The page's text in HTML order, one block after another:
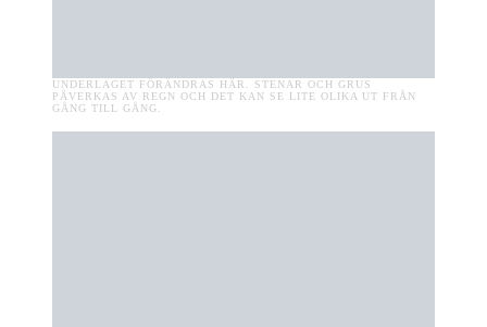
UNDERLAGET FÖRÄNDRAS HÄR. STENAR OCH GRUS
PÅVERKAS AV REGN OCH DET KAN SE LITE OLIKA UT FRÅN
GÅNG TILL GÅNG.